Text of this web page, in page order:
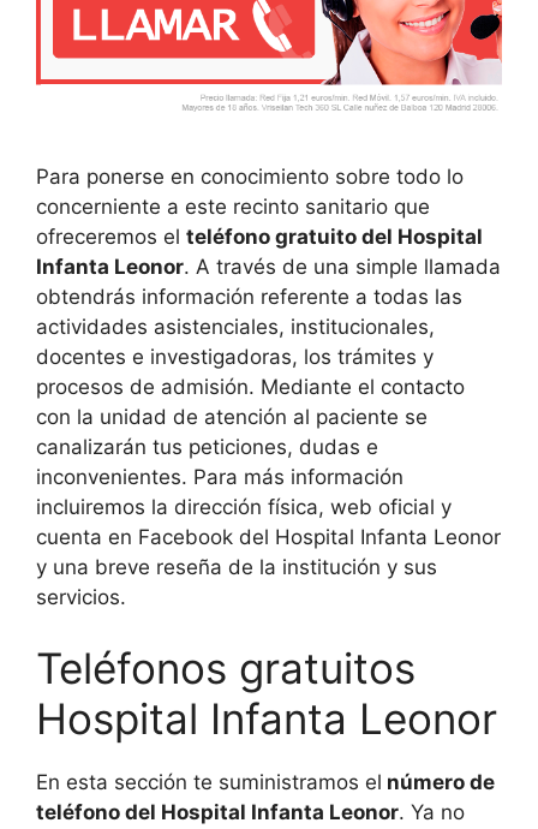
Para ponerse en conocimiento sobre todo lo
concerniente a este recinto sanitario que
ofreceremos el teléfono gratuito del Hospital
Infanta Leonor. A través de una simple llamada
obtendrás información referente a todas las
actividades asistenciales, institucionales,
docentes e investigadoras, los trámites y
procesos de admisión. Mediante el contacto
con la unidad de atención al paciente se
canalizarán tus peticiones, dudas e
inconvenientes. Para más información
incluiremos la dirección física, web oficial y
cuenta en Facebook del Hospital Infanta Leonor
y una breve reseña de la institución y sus
servicios.
Teléfonos gratuitos
Hospital Infanta Leonor
En esta sección te suministramos el número de
teléfono del Hospital Infanta Leonor. Ya no